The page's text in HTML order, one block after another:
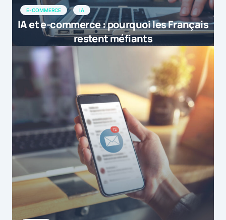
E-COMMERCE IA
IA et e-commerce : pourquoi les Français
restent méfiants